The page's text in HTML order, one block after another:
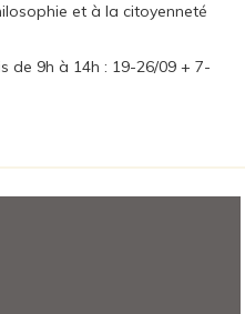
et à la citoyenneté
de 9h à 14h : 19-26/09 + 7-